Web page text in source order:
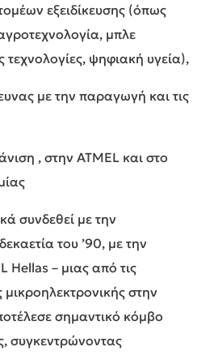
εξειδίκευσης (όπως
μπλε
τεχνολογίες, ψηφιακή υγεία),
με την παραγωγή και τις
, στην ATMEL και στο
συνδεθεί με την
του ’90, με την
Hellas – μιας από τις
μικροηλεκτρονικής στην
σημαντικό κόμβο
συγκεντρώνοντας